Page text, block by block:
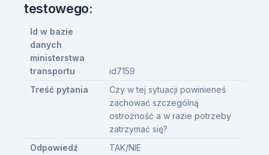
testowego:
Id w bazie
danych
ministerstwa
transportu
id7159
Treść pytania
Czy w tej sytuacji powinieneś
zachować szczególną
ostrożność a w razie potrzeby
zatrzymać się?
Odpowiedź
TAK/NIE